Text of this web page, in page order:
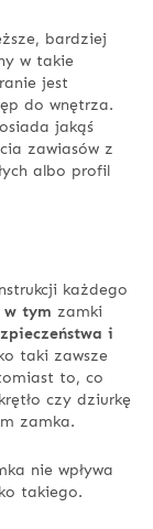
bardziej
w takie
jest
do wnętrza.
jakąś
zawiasów z
albo profil
każdego
w tym zamki
i
taki zawsze
to, co
czy dziurkę
zamka.
nie wpływa
takiego.